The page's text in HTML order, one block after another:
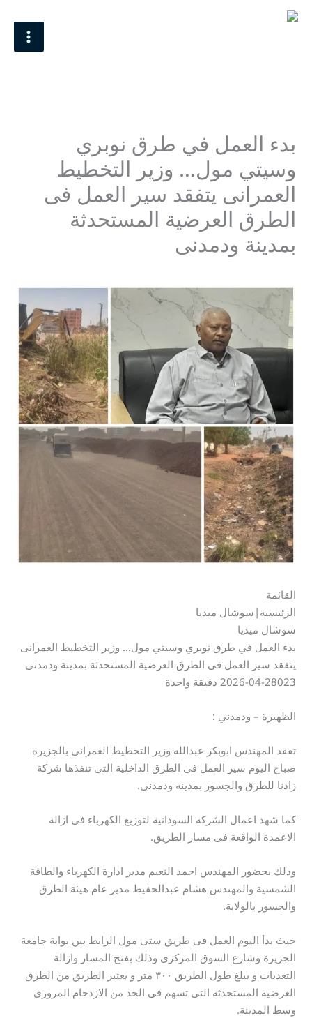
تخطي
إلى
بدء العمل في طرق نوبري
وسيتي مول… وزير التخطيط
العمرانى يتفقد سير العمل فى
الطرق العرضية المستحدثة
بمدينة ودمدنى
القائمة
الرئيسية|سوشال ميديا
سوشال ميديا
بدء العمل في طرق نوبري وسيتي مول… وزير التخطيط العمرانى
يتفقد سير العمل فى الطرق العرضية المستحدثة بمدينة ودمدنى
2026-04-28023 دقيقة واحدة
الظهيرة – ودمدني :
تفقد المهندس ابوبكر عبدالله وزير التخطيط العمرانى بالجزيرة
صباح اليوم سير العمل فى الطرق الداخلية التى تنفذها شركة
زادنا للطرق والجسور بمدينة ودمدنى.
كما شهد اعمال الشركة السودانية لتوزيع الكهرباء فى ازالة
الاعمدة الواقعة فى مسار الطريق.
وذلك بحضور المهندس احمد النعيم مدير ادارة الكهرباء والطاقة
الشمسية والمهندس هشام عبدالحفيظ مدير عام هيئة الطرق
والجسور بالولاية.
حيث بدأ اليوم العمل فى طريق ستى مول الرابط بين بوابة جامعة
الجزيرة وشارع السوق المركزى وذلك بفتح المسار وازالة
التعديات و يبلغ طول الطريق ٣٠٠ متر و يعتبر الطريق من الطرق
العرضية المستحدثة التى تسهم فى الحد من الازدحام المرورى
وسط المدينة.